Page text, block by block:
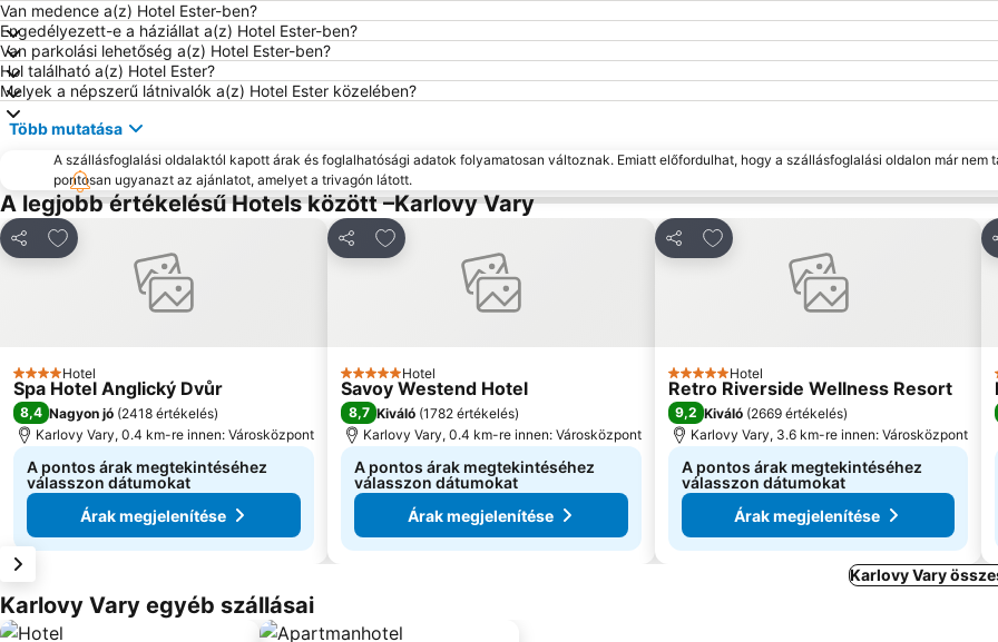
Van medence a(z) Hotel Ester-ben?
Engedélyezett-e a háziállat a(z) Hotel Ester-ben?
Van parkolási lehetőség a(z) Hotel Ester-ben?
Hol található a(z) Hotel Ester?
Melyek a népszerű látnivalók a(z) Hotel Ester közelében?
Több mutatása
A szállásfoglalási oldalaktól kapott árak és foglalhatósági adatok folyamatosan változnak. Emiatt előfordulhat, hogy a szállásfoglalási oldalon már nem
pontosan ugyanazt az ajánlatot, amelyet a trivagón látott.
A legjobb értékelésű Hotels között –Karlovy Vary
Megosztás
Hozzáadás a kedvencekhez
4 Kategória
Hotel
Spa Hotel Anglický Dvůr
8,4 Nagyon jó (2418 értékelés)
Karlovy Vary, 0.4 km-re innen: Városközpont
A pontos árak megtekintéséhez
válasszon dátumokat
Árak megjelenítése
Megosztás
Hozzáadás a kedvencekhez
5 Kategória
Hotel
Savoy Westend Hotel
8,7 Kiváló (1782 értékelés)
Karlovy Vary, 0.4 km-re innen: Városközpont
A pontos árak megtekintéséhez
válasszon dátumokat
Árak megjelenítése
Megosztás
Hozzáadás a kedvencekhez
5 Kategória
Hotel
Retro Riverside Wellness Resort
9,2 Kiváló (2669 értékelés)
Karlovy Vary, 3.6 km-re innen: Városközpont
A pontos árak megtekintéséhez
válasszon dátumokat
Árak megjelenítése
Karlovy Vary
Karlovy Vary egyéb szállásai